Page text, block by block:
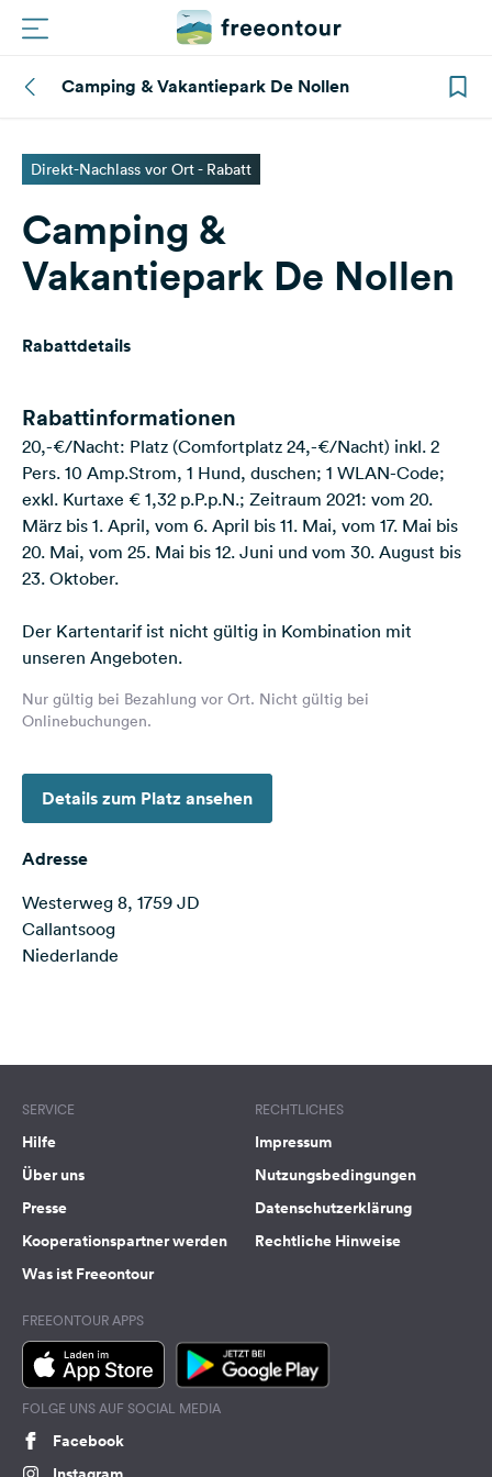
Routen
Plätze
Partner
Registrieren
Newsletter
Fragen &
Feedback
Sprache:
Deutsch
uns
auf
Social
Media
Facebook
Instagram
Camping & Vakantiepark De Nollen
Direkt-Nachlass vor Ort - Rabatt
Camping &
Vakantiepark De Nollen
Rabattdetails
Rabattinformationen
20,-€/Nacht: Platz (Comfortplatz 24,-€/Nacht) inkl. 2
Pers. 10 Amp.Strom, 1 Hund, duschen; 1 WLAN-Code;
exkl. Kurtaxe € 1,32 p.P.p.N.; Zeitraum 2021: vom 20.
März bis 1. April, vom 6. April bis 11. Mai, vom 17. Mai bis
20. Mai, vom 25. Mai bis 12. Juni und vom 30. August bis
23. Oktober.
Der Kartentarif ist nicht gültig in Kombination mit
unseren Angeboten.
Nur gültig bei Bezahlung vor Ort. Nicht gültig bei
Onlinebuchungen.
Details zum Platz ansehen
Adresse
Westerweg 8, 1759 JD
Callantsoog
Niederlande
SERVICE
Hilfe
Über uns
Presse
Kooperationspartner werden
Was ist Freeontour
RECHTLICHES
Impressum
Nutzungsbedingungen
Datenschutzerklärung
Rechtliche Hinweise
FREEONTOUR APPS
FOLGE UNS AUF SOCIAL MEDIA
Facebook